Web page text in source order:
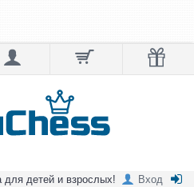
для детей и взрослых!
Вход